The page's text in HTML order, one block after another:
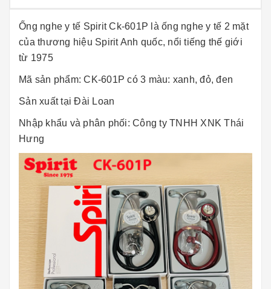
Ống nghe y tế Spirit Ck-601P là ống nghe y tế 2 mặt
của thương hiệu Spirit Anh quốc, nổi tiếng thế giới
từ 1975
Mã sản phẩm: CK-601P có 3 màu: xanh, đỏ, đen
Sản xuất tại Đài Loan
Nhập khẩu và phân phối: Công ty TNHH XNK Thái
Hưng